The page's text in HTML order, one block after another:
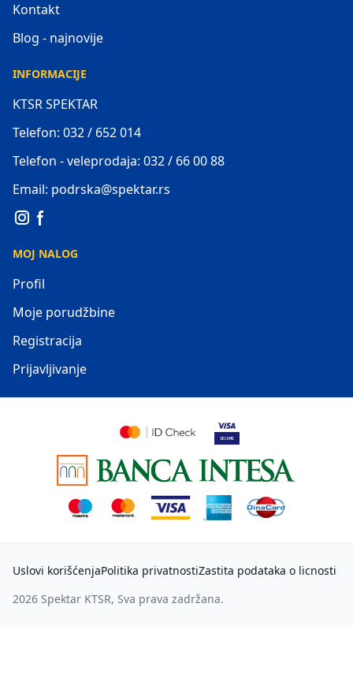
Kontakt
Blog - najnovije
INFORMACIJE
KTSR SPEKTAR
Telefon: 032 / 652 014
Telefon - veleprodaja: 032 / 66 00 88
Email: podrska@spektar.rs
MOJ NALOG
Profil
Moje porudžbine
Registracija
Prijavljivanje
Uslovi korišćenjaPolitika privatnostiZastita podataka o licnosti
2026 Spektar KTSR, Sva prava zadržana.